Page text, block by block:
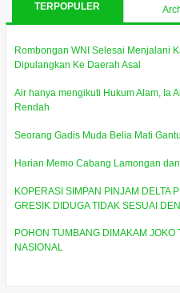
TERPOPULER
Rombongan WNI Selesai Menjalani
Dipulangkan Ke Daerah Asal
Air hanya mengikuti Hukum Alam, Ia
Rendah
Seorang Gadis Muda Belia Mati
Harian Memo Cabang Lamongan
KOPERASI SIMPAN PINJAM DELTA
GRESIK DIDUGA TIDAK SESUAI
POHON TUMBANG DIMAKAM JOKO
NASIONAL